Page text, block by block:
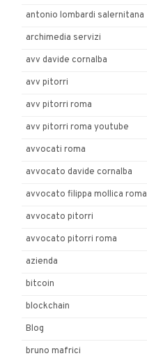
antonio lombardi salernitana
archimedia servizi
avv davide cornalba
avv pitorri
avv pitorri roma
avv pitorri roma youtube
avvocati roma
avvocato davide cornalba
avvocato filippa mollica roma
avvocato pitorri
avvocato pitorri roma
azienda
bitcoin
blockchain
Blog
bruno mafrici